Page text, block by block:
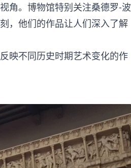
角。博物馆特别关注桑德罗-波
，他们的作品让人们深入了解
映不同历史时期艺术变化的作